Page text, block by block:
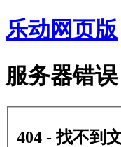
乐动网页版
服务器错误
404 - 找不到